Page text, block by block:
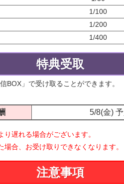
1/100
1/200
1/400
特典受取
BOX」で受け取ることができます。
5/8(金)
遅れる場合がございます。
合、お受け取りできなくなります。
注意事項